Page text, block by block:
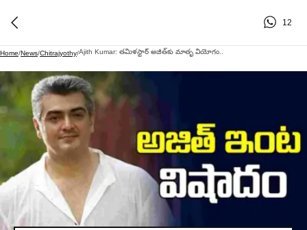
12
Home/News/Chitrajyothy/Ajith Kumar: తమిళస్టార్‌ అజిత్‌కు మాతృ వియోగం..